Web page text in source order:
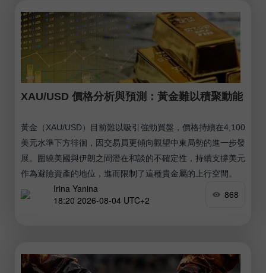
XAU/USD 價格分析與預測：黃金難以積聚動能
黃金（XAU/USD）目前難以吸引強勁買盤，價格持續在4,100
美元水準下方徘徊，因交易員更傾向觀望中東局勢的進一步發
展。圍繞美國與伊朗之間潛在和談的不確定性，持續支撐美元
作為避險資產的地位，進而限制了這種貴金屬的上行空間。
Irina Yanina
18:20 2026-08-04 UTC+2
868